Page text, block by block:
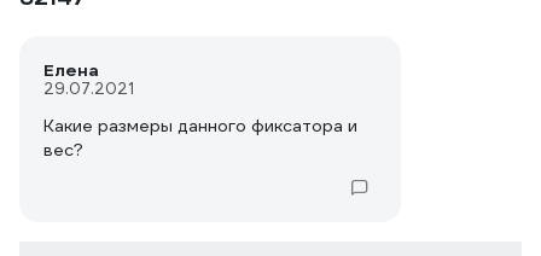
Елена
29.07.2021
Какие размеры данного фиксатора и
вес?